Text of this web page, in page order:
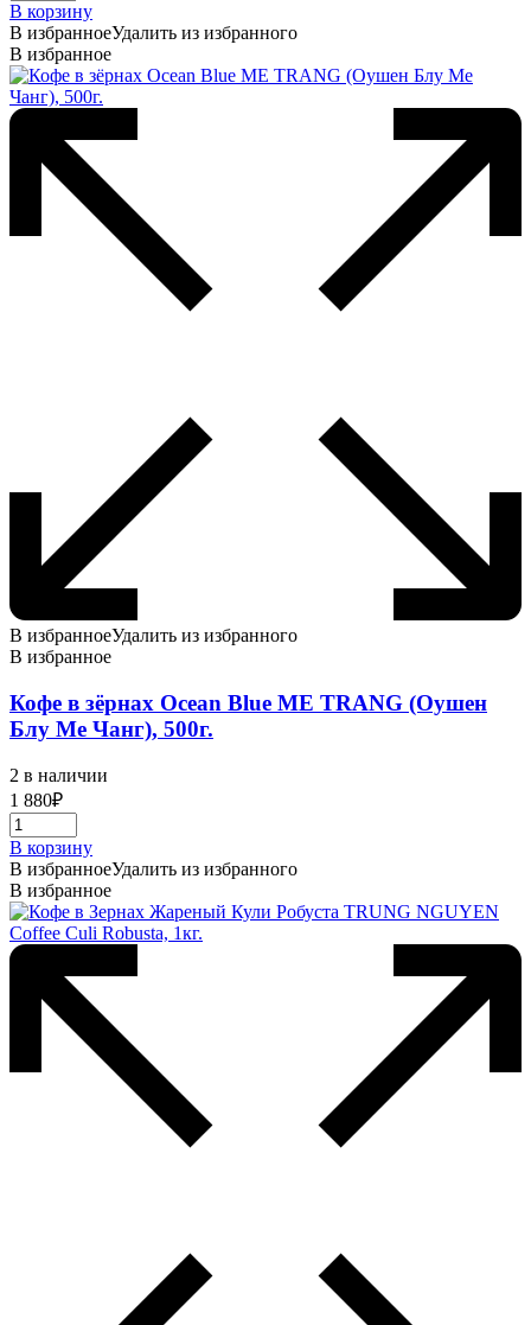
В корзину
В избранноеУдалить из избранного
В избранное
В избранноеУдалить из избранного
В избранное
Кофе в зёрнах Ocean Blue ME TRANG (Оушен
Блу Ме Чанг), 500г.
2 в наличии
1 880₽
В корзину
В избранноеУдалить из избранного
В избранное